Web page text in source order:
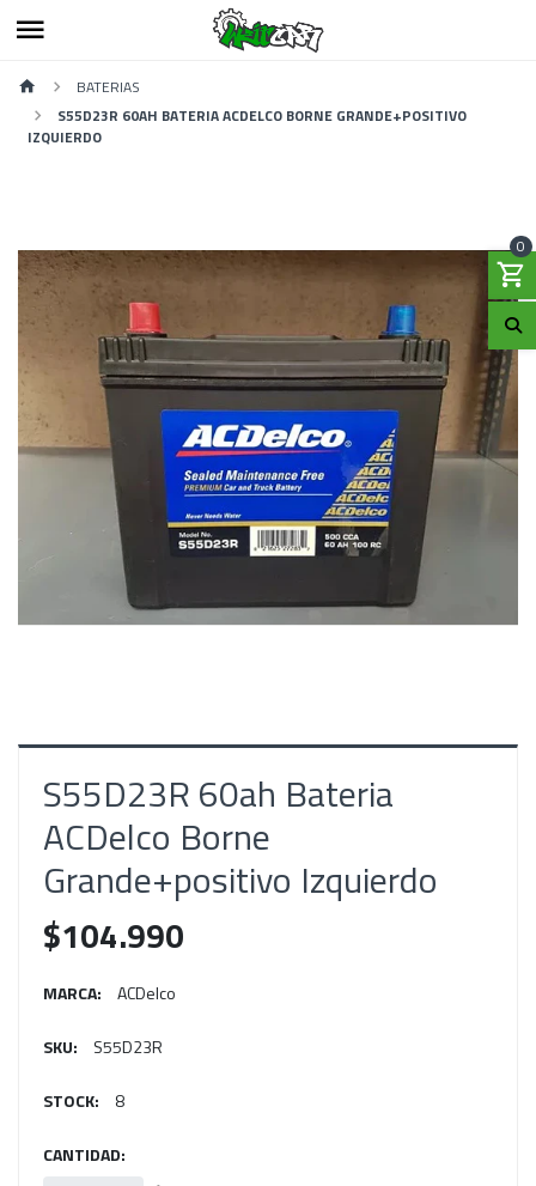
0
BATERIAS
S55D23R 60AH BATERIA ACDELCO BORNE GRANDE+POSITIVO
IZQUIERDO
S55D23R 60ah Bateria
ACDelco Borne
Grande+positivo Izquierdo
$104.990
MARCA: ACDelco
SKU: S55D23R
STOCK: 8
CANTIDAD: